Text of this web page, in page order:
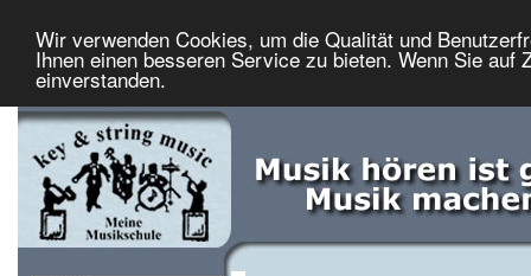
Wir verwenden Cookies, um die Qualität und
Ihnen einen besseren Service zu bieten. Wenn Sie
einverstanden.